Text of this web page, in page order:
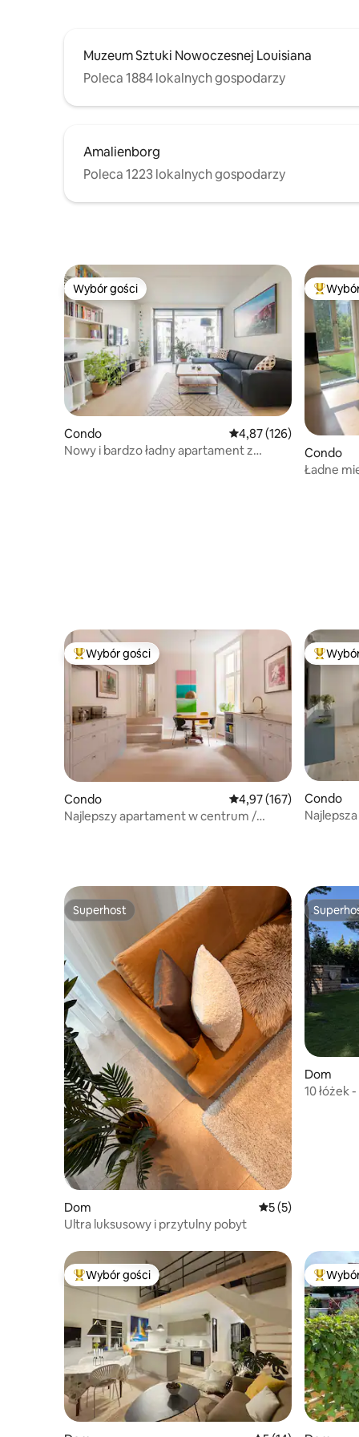
Muzeum Sztuki Nowoczesnej Louisiana
Poleca 1884 lokalnych gospodarzy
Amalienborg
Poleca 1223 lokalnych gospodarzy
Wybór gości
Wybór gości
Condo Średnia ocena: 4,87 na
4,87 (126)
Nowy i bardzo ładny apartament z
Condo
Ładne
Najpopularniejsze z kategorii Wybór gości
Wybór gości
Condo Średnia ocena: 4,97 na
4,97 (167)
Najlepszy apartament w centrum /
Condo
Superhost
Superhost
Dom Średnia ocena: 5
5 (5)
Ultra luksusowy i przytulny pobyt
Dom
10 łóżek
Najpopularniejsze z kategorii Wybór gości
Wybór gości